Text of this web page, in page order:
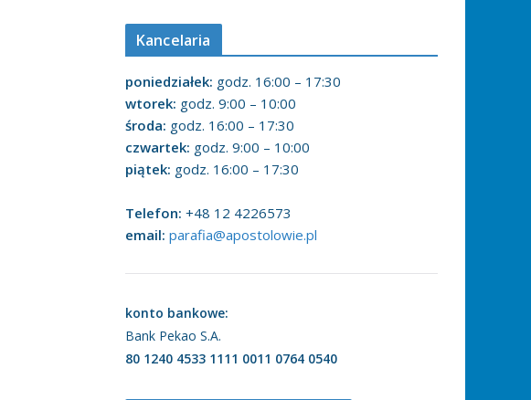
Kancelaria
poniedziałek: godz. 16:00 – 17:30
wtorek: godz. 9:00 – 10:00
środa: godz. 16:00 – 17:30
czwartek: godz. 9:00 – 10:00
piątek: godz. 16:00 – 17:30
Telefon: +48 12 4226573
email: parafia@apostolowie.pl
konto bankowe:
Bank Pekao S.A.
80 1240 4533 1111 0011 0764 0540